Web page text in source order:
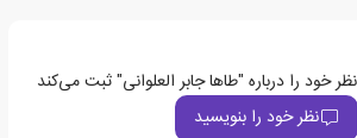
خود را درباره "طاها جابر العلوانی" ثبت می‌کند
نظر خود را بنویسید